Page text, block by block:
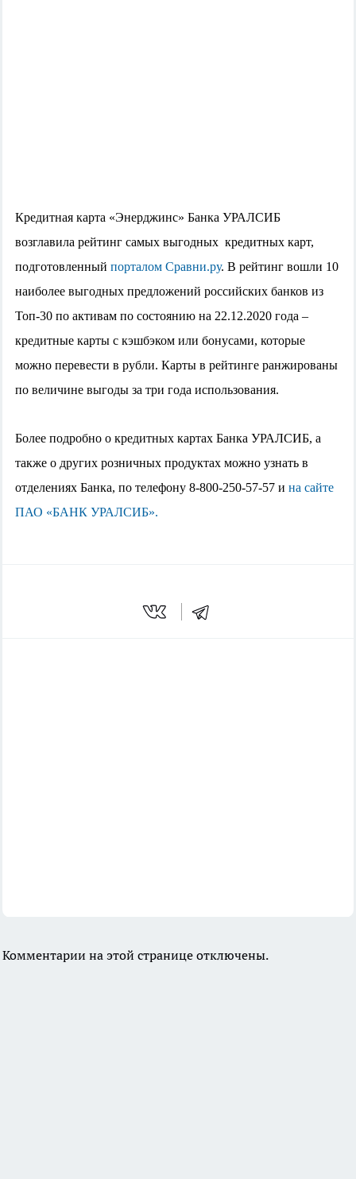
Кредитная карта «Энерджинс» Банка УРАЛСИБ
возглавила рейтинг самых выгодных кредитных карт,
подготовленный порталом Сравни.ру. В рейтинг вошли 10
наиболее выгодных предложений российских банков из
Топ-30 по активам по состоянию на 22.12.2020 года –
кредитные карты с кэшбэком или бонусами, которые
можно перевести в рубли. Карты в рейтинге ранжированы
по величине выгоды за три года использования.
Более подробно о кредитных картах Банка УРАЛСИБ, а
также о других розничных продуктах можно узнать в
отделениях Банка, по телефону 8-800-250-57-57 и на сайте
ПАО «БАНК УРАЛСИБ».
Комментарии на этой странице отключены.